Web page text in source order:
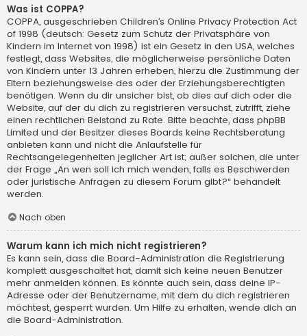
Was ist COPPA?
COPPA, ausgeschrieben Children’s Online Privacy Protection Act
of 1998 (deutsch: Gesetz zum Schutz der Privatsphäre von
Kindern im Internet von 1998) ist ein Gesetz in den USA, welches
festlegt, dass Websites, die möglicherweise persönliche Daten
von Kindern unter 13 Jahren erheben, hierzu die Zustimmung der
Eltern beziehungsweise des oder der Erziehungsberechtigten
benötigen. Wenn du dir unsicher bist, ob dies auf dich oder die
Website, auf der du dich zu registrieren versuchst, zutrifft, ziehe
einen rechtlichen Beistand zu Rate. Bitte beachte, dass phpBB
Limited und der Besitzer dieses Boards keine Rechtsberatung
anbieten kann und nicht die Anlaufstelle für
Rechtsangelegenheiten jeglicher Art ist; außer solchen, die unter
der Frage „An wen soll ich mich wenden, falls es Beschwerden
oder juristische Anfragen zu diesem Forum gibt?“ behandelt
werden.
Nach oben
Warum kann ich mich nicht registrieren?
Es kann sein, dass die Board-Administration die Registrierung
komplett ausgeschaltet hat, damit sich keine neuen Benutzer
mehr anmelden können. Es könnte auch sein, dass deine IP-
Adresse oder der Benutzername, mit dem du dich registrieren
möchtest, gesperrt wurden. Um Hilfe zu erhalten, wende dich an
die Board-Administration.